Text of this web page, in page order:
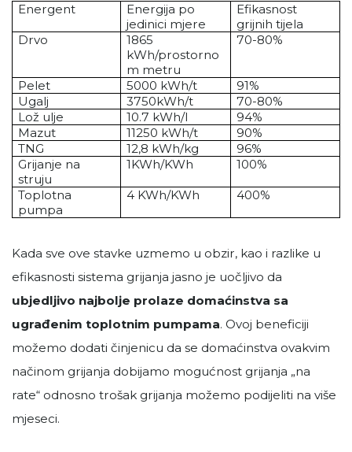
Energent
Energija po
jedinici mjere
Efikasnost
grijnih tijela
Drvo
1865
kWh/prostorno
m metru
70-80%
Pelet 5000 kWh/t
91%
Ugalj
3750kWh/t
70-80%
Lož ulje
10.7 kWh/l
94%
Mazut
11250 kWh/t
90%
TNG
12,8 kWh/kg
96%
Grijanje na
struju
1KWh/KWh 100%
Toplotna
pumpa
4 KWh/KWh 400%
Kada sve ove stavke uzmemo u obzir, kao i razlike u
efikasnosti sistema grijanja jasno je uočljivo da
ubjedljivo najbolje prolaze domaćinstva sa
ugrađenim toplotnim pumpama. Ovoj beneficiji
možemo dodati činjenicu da se domaćinstva ovakvim
načinom grijanja dobijamo mogućnost grijanja „na
rate“ odnosno trošak grijanja možemo podijeliti na više
mjeseci.